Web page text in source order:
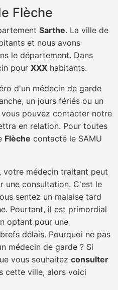
Flèche
Sarthe. La ville de
et nous avons
le département. Dans
pour XXX habitants.
d'un médecin de garde
un jours fériés ou un
pouvez contacter notre
en relation. Pour toutes
Flèche contacté le SAMU
votre médecin traitant peut
une consultation. C'est le
sentez un malaise tard
Pourtant, il est primordial
optant pour une
délais. Pourquoi ne pas
médecin de garde ? Si
vous souhaitez consulter
cette ville, alors voici